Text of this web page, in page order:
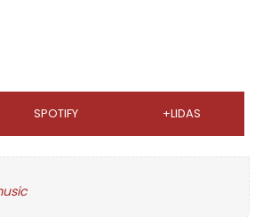
SPOTIFY +LIDAS